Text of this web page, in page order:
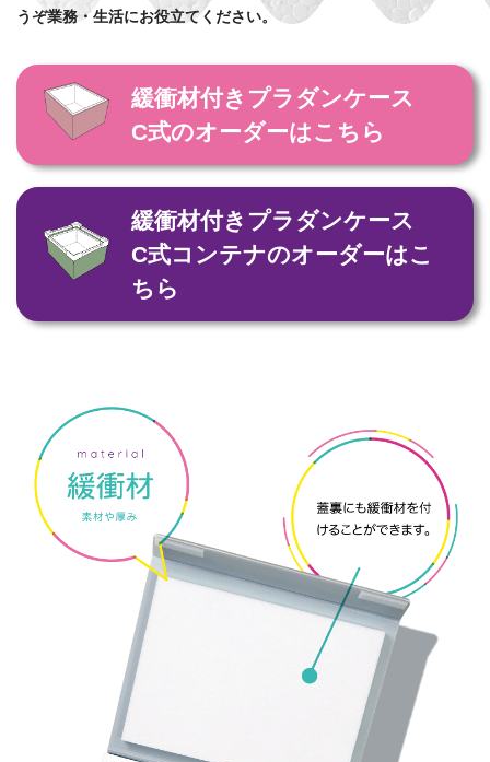
うぞ業務・生活にお役立てください。
緩衝材付きプラダンケース
C式のオーダーはこちら
緩衝材付きプラダンケース
C式コンテナのオーダーはこ
ちら